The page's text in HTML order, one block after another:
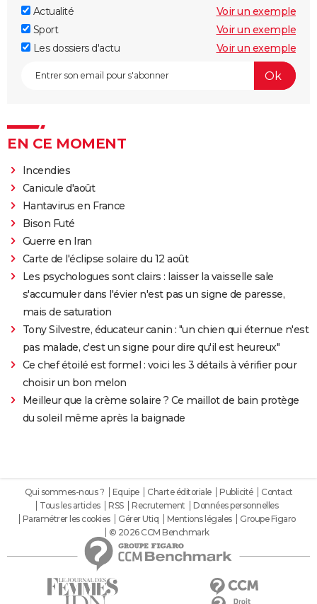
Actualité
Voir un exemple
Sport
Voir un exemple
Les dossiers d'actu
Voir un exemple
EN CE MOMENT
Incendies
Canicule d'août
Hantavirus en France
Bison Futé
Guerre en Iran
Carte de l'éclipse solaire du 12 août
Les psychologues sont clairs : laisser la vaisselle sale
s'accumuler dans l'évier n'est pas un signe de paresse,
mais de saturation
Tony Silvestre, éducateur canin : "un chien qui éternue n'est
pas malade, c'est un signe pour dire qu'il est heureux"
Ce chef étoilé est formel : voici les 3 détails à vérifier pour
choisir un bon melon
Meilleur que la crème solaire ? Ce maillot de bain protège
du soleil même après la baignade
Qui sommes-nous ? Equipe Charte éditoriale Publicité
Contact
Tous les articles
RSS Recrutement
Données personnelles
Paramétrer les cookies
Gérer Utiq Mentions légales
Groupe Figaro
© 2026 CCM Benchmark